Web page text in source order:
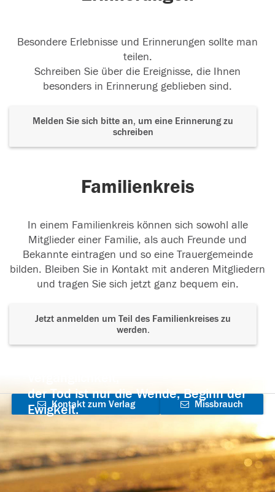
Besondere Erlebnisse und Erinnerungen sollte man
teilen.
Schreiben Sie über die Ereignisse, die Ihnen
besonders in Erinnerung geblieben sind.
Melden Sie sich bitte an, um eine Erinnerung zu
schreiben
Familienkreis
In einem Familienkreis können sich sowohl alle
Mitglieder einer Familie, als auch Freunde und
Bekannte eintragen und so eine Trauergemeinde
bilden. Bleiben Sie in Kontakt mit anderen Mitgliedern
und tragen Sie sich jetzt ganz bequem ein.
Jetzt anmelden um Teil des Familienkreises zu
werden.
der Tod ist nur die Wende, Beginn der
Ewigkeit.
Kontakt zum Verlag
aufnehmen
Missbrauch